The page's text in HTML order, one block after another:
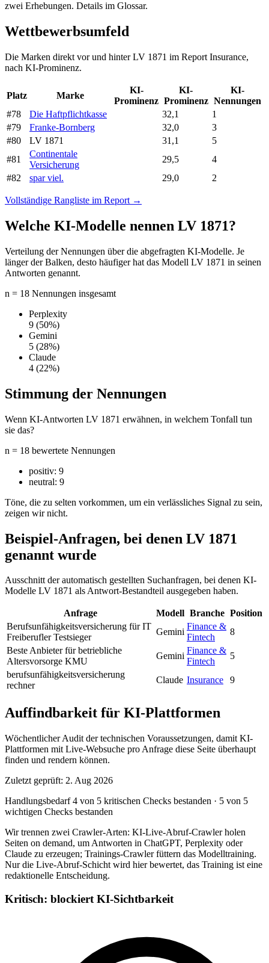
zwei Erhebungen. Details im Glossar.
Wettbewerbsumfeld
Die Marken direkt vor und hinter LV 1871 im Report Insurance,
nach KI-Prominenz.
Platz Marke
KI-
Prominenz
KI-
Prominenz
KI-
Nennungen
#78
Die Haftpflichtkasse 32,1
1
#79
Franke-Bornberg 32,0
3
#80
LV 1871 31,1
5
#81
Continentale
Versicherung
29,5
4
#82
spar viel. 29,0 2
Vollständige Rangliste im Report →
Welche KI-Modelle nennen LV 1871?
Verteilung der Nennungen über die abgefragten KI-Modelle. Je
länger der Balken, desto häufiger hat das Modell LV 1871 in seinen
Antworten genannt.
n = 18 Nennungen insgesamt
Perplexity
9 (50%)
Gemini
5 (28%)
Claude
4 (22%)
Stimmung der Nennungen
Wenn KI-Antworten LV 1871 erwähnen, in welchem Tonfall tun
sie das?
n = 18 bewertete Nennungen
positiv: 9
neutral: 9
Töne, die zu selten vorkommen, um ein verlässliches Signal zu sein,
zeigen wir nicht.
Beispiel-Anfragen, bei denen LV 1871
genannt wurde
Ausschnitt der automatisch gestellten Suchanfragen, bei denen KI-
Modelle LV 1871 als Antwort-Bestandteil ausgegeben haben.
Anfrage Modell Branche Position
Berufsunfähigkeitsversicherung für IT
Freiberufler Testsieger
Gemini
Finance &
Fintech
8
Beste Anbieter für betriebliche
Altersvorsorge KMU
Gemini
Finance &
Fintech
5
berufsunfähigkeitsversicherung
rechner
Claude Insurance 9
Auffindbarkeit für KI-Plattformen
Wöchentlicher Audit der technischen Voraussetzungen, damit KI-
Plattformen mit Live-Websuche pro Anfrage diese Seite überhaupt
finden und rendern können.
Zuletzt geprüft: 2. Aug 2026
Handlungsbedarf4 von 5 kritischen Checks bestanden · 5 von 5
wichtigen Checks bestanden
Wir trennen zwei Crawler-Arten: KI-Live-Abruf-Crawler holen
Seiten on demand, um Antworten in ChatGPT, Perplexity oder
Claude zu erzeugen; Trainings-Crawler füttern das Modelltraining.
Nur die Live-Abruf-Schicht wird hier bewertet, das Training ist eine
redaktionelle Entscheidung.
Kritisch: blockiert KI-Sichtbarkeit